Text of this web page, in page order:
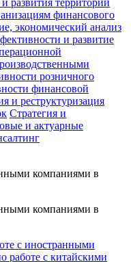
развития территорий
финансового
экономический анализ
и развитие
розничного
финансовой
и реструктуризация
Стратегия и
и актуарные
компаниями в
компаниями в
с иностранными
работе с китайскими